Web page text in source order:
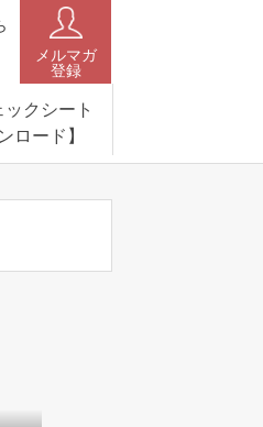
メルマガ
登録
クシート
ロード】